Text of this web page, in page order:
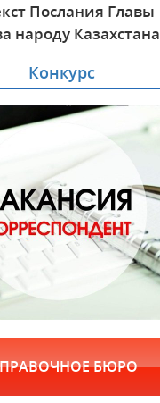
Послания Главы
народу Казахстана
Конкурс
БЮРО